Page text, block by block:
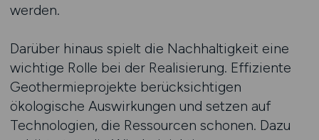
werden.
Darüber hinaus spielt die Nachhaltigkeit eine
wichtige Rolle bei der Realisierung. Effiziente
Geothermieprojekte berücksichtigen
ökologische Auswirkungen und setzen auf
Technologien, die Ressourcen schonen. Dazu